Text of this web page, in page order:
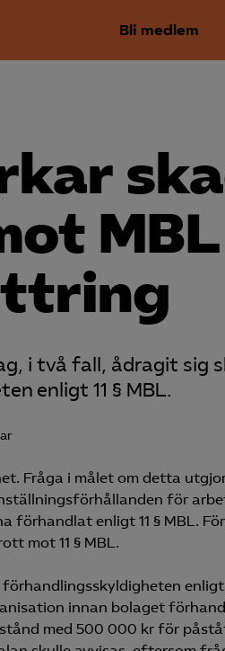
Bli medlem
i två fall, ådragit sig
enligt 11 § MBL.
Fråga i målet om detta
för
förhandlat enligt 11 § MBL.
mot 11 § MBL.
enligt
innan bolaget
med 500 000 kr för